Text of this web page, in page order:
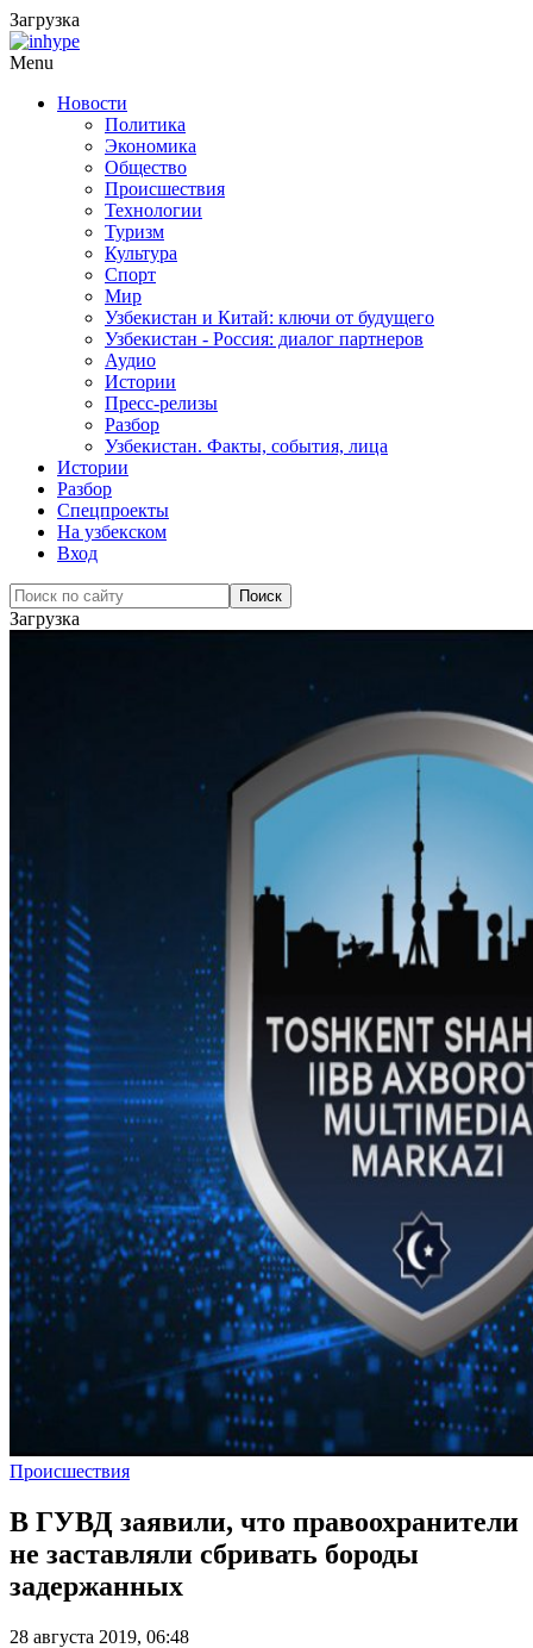
Загрузка
Menu
Новости
Политика
Экономика
Общество
Происшествия
Технологии
Туризм
Культура
Спорт
Мир
Узбекистан и Китай: ключи от будущего
Узбекистан - Россия: диалог партнеров
Аудио
Истории
Пресс-релизы
Разбор
Узбекистан. Факты, события, лица
Истории
Разбор
Спецпроекты
На узбекском
Вход
Загрузка
Происшествия
В ГУВД заявили, что правоохранители
не заставляли сбривать бороды
задержанных
28 августа 2019, 06:48